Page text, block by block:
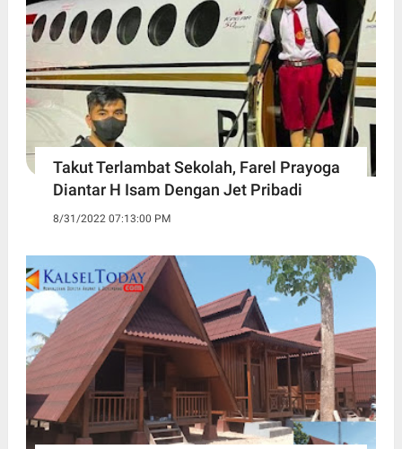
Takut Terlambat Sekolah, Farel Prayoga
Diantar H Isam Dengan Jet Pribadi
8/31/2022 07:13:00 PM